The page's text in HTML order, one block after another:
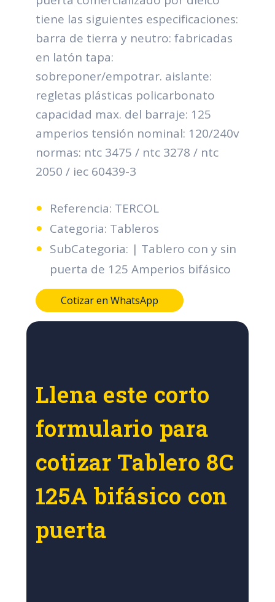
tiene las siguientes especificaciones:
barra de tierra y neutro: fabricadas
en latón tapa:
sobreponer/empotrar. aislante:
regletas plásticas policarbonato
capacidad max. del barraje: 125
amperios tensión nominal: 120/240v
normas: ntc 3475 / ntc 3278 / ntc
2050 / iec 60439-3
Referencia: TERCOL
Categoria: Tableros
SubCategoria: | Tablero con y sin
puerta de 125 Amperios bifásico
Cotizar en WhatsApp
Llena este corto
formulario para
cotizar Tablero 8C
125A bifásico con
puerta